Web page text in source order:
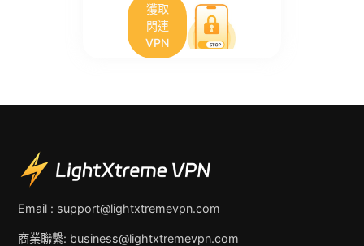
獲取
閃連
VPN
Email : support@lightxtremevpn.com
商業聯繫: business@lightxtremevpn.com